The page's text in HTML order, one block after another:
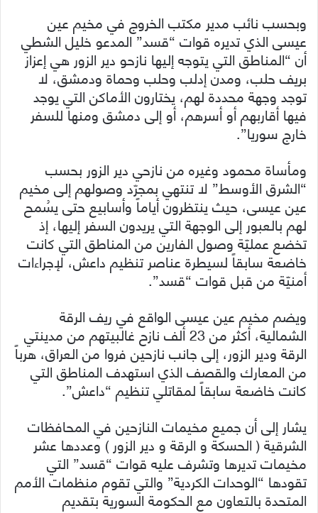
وبحسب نائب مدير مكتب الخروج في مخيم عين
عيسى الذي تديره قوات “قسد” المدعو خليل الشطي
أن “المناطق التي يتوجه إليها نازحو دير الزور هي إعزاز
بريف حلب، ومدن إدلب وحلب وحماة ودمشق، لا
توجد وجهة محددة لهم، يختارون الأماكن التي يوجد
فيها أقاربهم أو أسرهم، أو إلى دمشق ومنها للسفر
خارج سوريا”.
ومأساة محمود وغيره من نازحي دير الزور بحسب
“الشرق الأوسط” لا تنتهي بمجرّد وصولهم إلى مخيم
عين عيسى، حيث ينتظرون أياماً وأسابيع حتى يسُمح
لهم بالعبور إلى الوجهة التي يريدون السفر إليها، إذ
تخضع عمليّة وصول الفارين من المناطق التي كانت
خاضعة سابقاً لسيطرة عناصر تنظيم داعش، لإجراءات
أمنيّة من قبل قوات “قسد”.
ويضم مخيم عين عيسى الواقع في ريف الرقة
الشمالية، أكثر من 23 ألف نازح غالبيتهم من مدينتي
الرقة ودير الزور، إلى جانب نازحين فروا من العراق، هرباً
من المعارك والقصف الذي استهدف المناطق التي
كانت خاضعة سابقاً لمقاتلي تنظيم “داعش”.
يشار إلى أن جميع مخيمات النازحين في المحافظات
الشرقية ( الحسكة و الرقة و دير الزور ) وعددها عشر
مخيمات تديرها وتشرف عليه قوات “قسد” التي
تقودها “الوحدات الكردية” والتي تقوم منظمات الأمم
المتحدة بالتعاون مع الحكومة السورية بتقديم